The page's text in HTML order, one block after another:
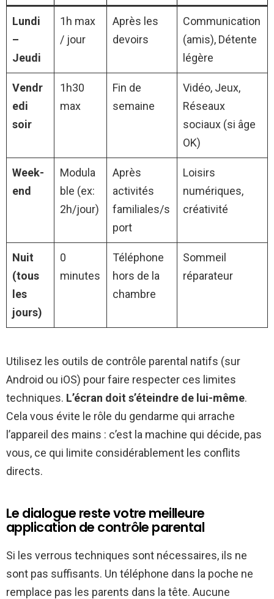
Lundi
–
Jeudi
1h max
/ jour
Après les
devoirs
Communication
(amis), Détente
légère
Vendr
edi
soir
1h30
max
Fin de
semaine
Vidéo, Jeux,
Réseaux
sociaux (si âge
OK)
Week-
end
Modula
ble (ex:
2h/jour)
Après
activités
familiales/s
port
Loisirs
numériques,
créativité
Nuit
(tous
les
jours)
0
minutes
Téléphone
hors de la
chambre
Sommeil
réparateur
Utilisez les outils de contrôle parental natifs (sur
Android ou iOS) pour faire respecter ces limites
techniques. L’écran doit s’éteindre de lui-même.
Cela vous évite le rôle du gendarme qui arrache
l’appareil des mains : c’est la machine qui décide, pas
vous, ce qui limite considérablement les conflits
directs.
Le dialogue reste votre meilleure
application de contrôle parental
Si les verrous techniques sont nécessaires, ils ne
sont pas suffisants. Un téléphone dans la poche ne
remplace pas les parents dans la tête. Aucune